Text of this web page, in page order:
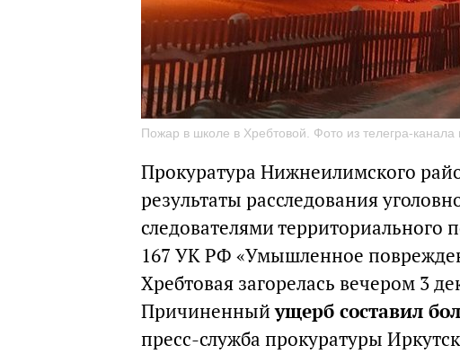
Пожар в школе в Хребтовой. Фото из телегра-канала
Прокуратура Нижнеилимского
результаты расследования
следователями территориального
167 УК РФ «Умышленное
Хребтовая загорелась вечером 3
Причиненныйущерб составил
пресс-служба прокуратуры